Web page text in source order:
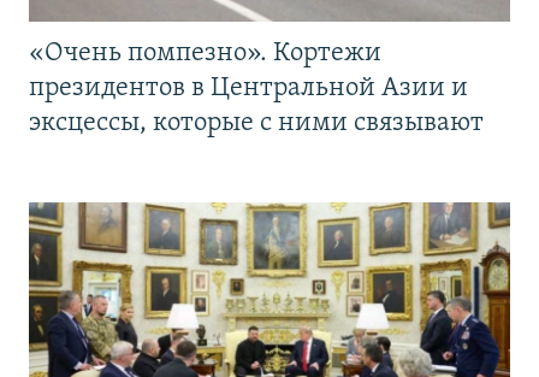
«Очень помпезно». Кортежи
президентов в Центральной Азии и
эксцессы, которые с ними связывают